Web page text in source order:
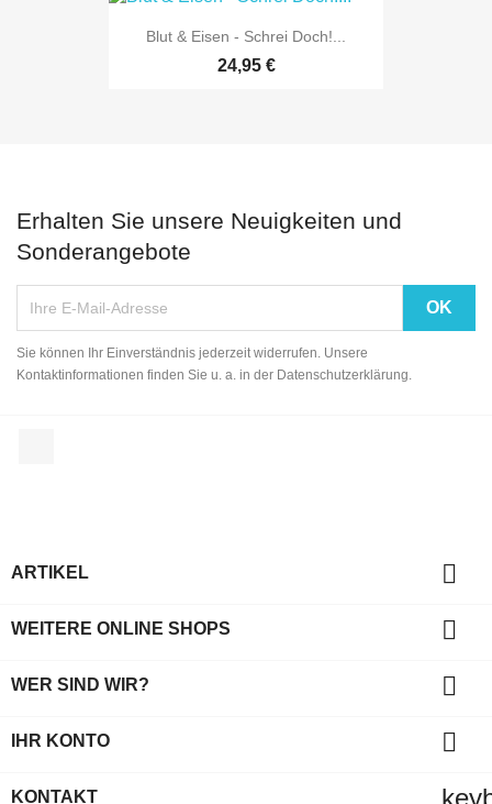
Blut & Eisen - Schrei Doch!...
24,95 €
Erhalten Sie unsere Neuigkeiten und
Sonderangebote
Sie können Ihr Einverständnis jederzeit widerrufen. Unsere
Kontaktinformationen finden Sie u. a. in der Datenschutzerklärung.
ARTIKEL 
WEITERE ONLINE SHOPS 
WER SIND WIR? 
IHR KONTO 
KONTAKT